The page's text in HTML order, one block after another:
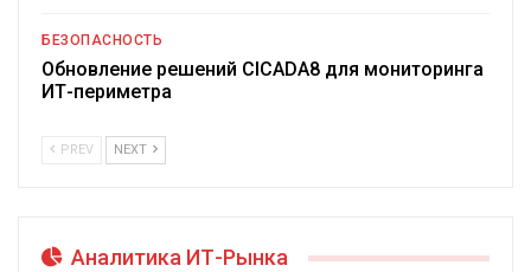
БЕЗОПАСНОСТЬ
Обновление решений CICADA8 для мониторинга
ИТ-периметра
PREV NEXT
Аналитика ИТ-Рынка